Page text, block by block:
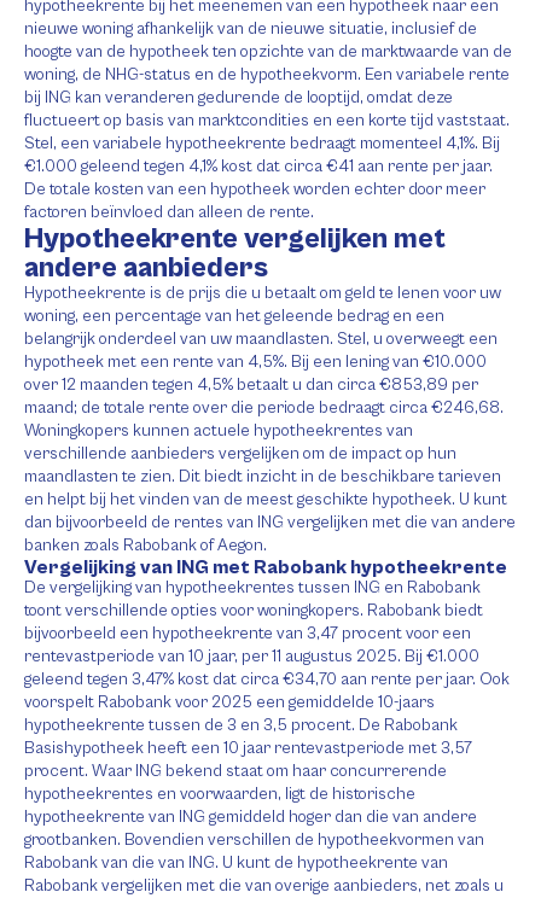
hypotheekrente bij het meenemen van een hypotheek naar een
nieuwe woning afhankelijk van de nieuwe situatie, inclusief de
hoogte van de hypotheek ten opzichte van de marktwaarde van de
woning, de NHG-status en de hypotheekvorm. Een variabele rente
bij ING kan veranderen gedurende de looptijd, omdat deze
fluctueert op basis van marktcondities en een korte tijd vaststaat.
Stel, een variabele hypotheekrente bedraagt momenteel 4,1%. Bij
€1.000 geleend tegen 4,1% kost dat circa €41 aan rente per jaar.
De totale kosten van een hypotheek worden echter door meer
factoren beïnvloed dan alleen de rente.
Hypotheekrente vergelijken met
andere aanbieders
Hypotheekrente is de prijs die u betaalt om geld te lenen voor uw
woning, een percentage van het geleende bedrag en een
belangrijk onderdeel van uw maandlasten. Stel, u overweegt een
hypotheek met een rente van 4,5%. Bij een lening van €10.000
over 12 maanden tegen 4,5% betaalt u dan circa €853,89 per
maand; de totale rente over die periode bedraagt circa €246,68.
Woningkopers kunnen actuele hypotheekrentes van
verschillende aanbieders vergelijken om de impact op hun
maandlasten te zien. Dit biedt inzicht in de beschikbare tarieven
en helpt bij het vinden van de meest geschikte hypotheek. U kunt
dan bijvoorbeeld de rentes van ING vergelijken met die van andere
banken zoals Rabobank of Aegon.
Vergelijking van ING met Rabobank hypotheekrente
De vergelijking van hypotheekrentes tussen ING en Rabobank
toont verschillende opties voor woningkopers. Rabobank biedt
bijvoorbeeld een hypotheekrente van 3,47 procent voor een
rentevastperiode van 10 jaar, per 11 augustus 2025. Bij €1.000
geleend tegen 3,47% kost dat circa €34,70 aan rente per jaar. Ook
voorspelt Rabobank voor 2025 een gemiddelde 10-jaars
hypotheekrente tussen de 3 en 3,5 procent. De Rabobank
Basishypotheek heeft een 10 jaar rentevastperiode met 3,57
procent. Waar ING bekend staat om haar concurrerende
hypotheekrentes en voorwaarden, ligt de historische
hypotheekrente van ING gemiddeld hoger dan die van andere
grootbanken. Bovendien verschillen de hypotheekvormen van
Rabobank van die van ING. U kunt de hypotheekrente van
Rabobank vergelijken met die van overige aanbieders, net zoals u